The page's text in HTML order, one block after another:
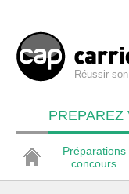
Réussir
PREPAREZ
Préparations
concours